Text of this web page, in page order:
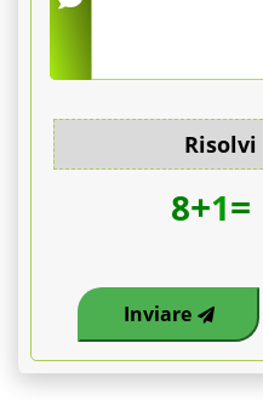
una
notte).
consulenze
8+1=
Inviare